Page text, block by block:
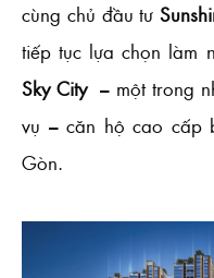
cùng chủ đầu tư
tiếp tục lựa chọn làm
Sky City– một trong
vụ – căn hộ cao cấp
Gòn.